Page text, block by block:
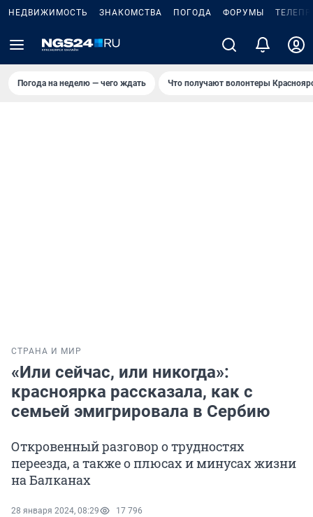
НЕДВИЖИМОСТЬ ЗНАКОМСТВА ПОГОДА ФОРУМЫ
Погода на неделю — чего ждать Что получают волонтеры
СТРАНА И МИР
«Или сейчас, или никогда»:
красноярка рассказала, как с
семьей эмигрировала в Сербию
Откровенный разговор о трудностях
переезда, а также о плюсах и минусах жизни
на Балканах
28 января 2024, 08:29 17 796